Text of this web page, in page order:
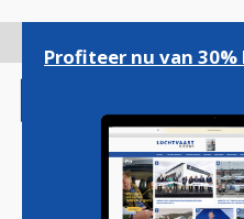
gaan
Profiteer nu van